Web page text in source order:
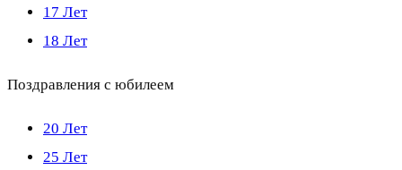
17 Лет
18 Лет
Поздравления с юбилеем
20 Лет
25 Лет